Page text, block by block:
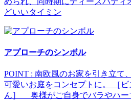
どいいタイミン
アプローチのシンボル
POINT : 南欧風のお家を引き立て
可愛いお庭をコンセプトに。 ［
ん］ 奥様がご自身でバラやハー